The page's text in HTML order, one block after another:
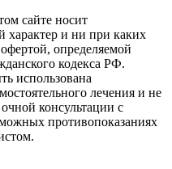
сайте носит
и ни при каких
определяемой
кодекса РФ.
использована
лечения и не
консультации с
противопоказаниях